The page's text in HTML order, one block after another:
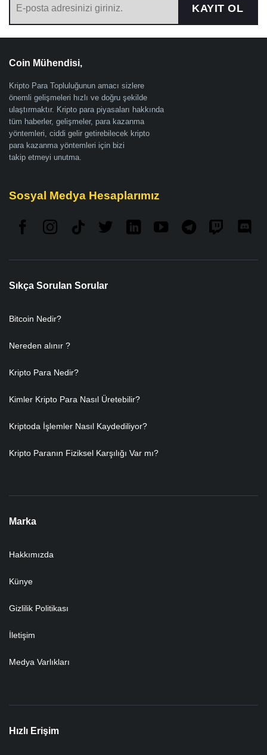
KAYIT OL
Coin Mühendisi,
Kripto Para Topluluğunun amacı sizlere
önemli gelişmeleri hızlı ve doğru şekilde
ulaştırmaktır. Kripto para piyasaları hakkında
tüm haberler, gelişmeler, para kazanma
yöntemleri, ciddi gelir getirebilecek kripto
para kazanma yöntemleri için bizi
takip etmeyi unutma.
Sosyal Medya Hesaplarımız
Sıkça Sorulan Sorular
Bitcoin Nedir?
Nereden alınır ?
Kripto Para Nedir?
Kimler Kripto Para Nasıl Üretebilir?
Kriptoda İşlemler Nasıl Kaydediliyor?
Kripto Paranın Fiziksel Karşılığı Var mı?
Marka
Hakkımızda
Künye
Gizlilik Politikası
İletişim
Medya Varlıkları
Hızlı Erişim